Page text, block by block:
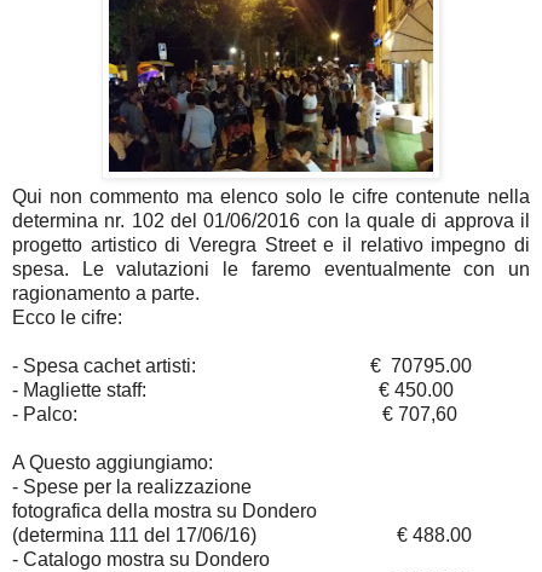
Qui non commento ma elenco solo le cifre contenute nella
determina nr. 102 del 01/06/2016 con la quale di approva il
progetto artistico di Veregra Street e il relativo impegno di
spesa. Le valutazioni le faremo eventualmente con un
ragionamento a parte.
Ecco le cifre:
- Spesa cachet artisti: € 70795.00
- Magliette staff:
€ 450.00
- Palco:
€ 707,60
A Questo aggiungiamo:
- Spese per la realizzazione
fotografica della mostra su Dondero
(determina 111 del 17/06/16)
€ 488.00
- Catalogo mostra su Dondero